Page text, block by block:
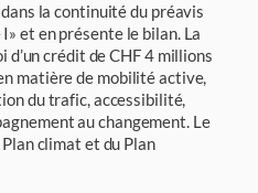
la continuité du préavis
et en présente le bilan. La
crédit de CHF 4 millions
matière de mobilité active,
du trafic, accessibilité,
au changement. Le
climat et du Plan